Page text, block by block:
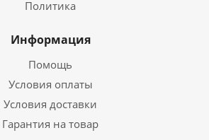
Политика
Информация
Помощь
Условия оплаты
Условия доставки
Гарантия на товар